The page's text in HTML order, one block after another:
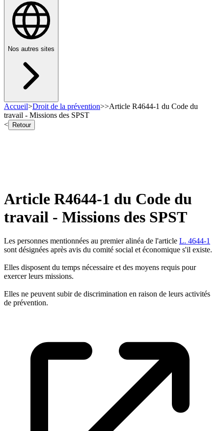
Nos autres sites
Accueil>Droit de la prévention>>Article R4644-1 du Code du
travail - Missions des SPST
<
Retour
Article R4644-1 du Code du
travail - Missions des SPST
Les personnes mentionnées au premier alinéa de l'article L. 4644-1
sont désignées après avis du comité social et économique s'il existe.
Elles disposent du temps nécessaire et des moyens requis pour
exercer leurs missions.
Elles ne peuvent subir de discrimination en raison de leurs activités
de prévention.